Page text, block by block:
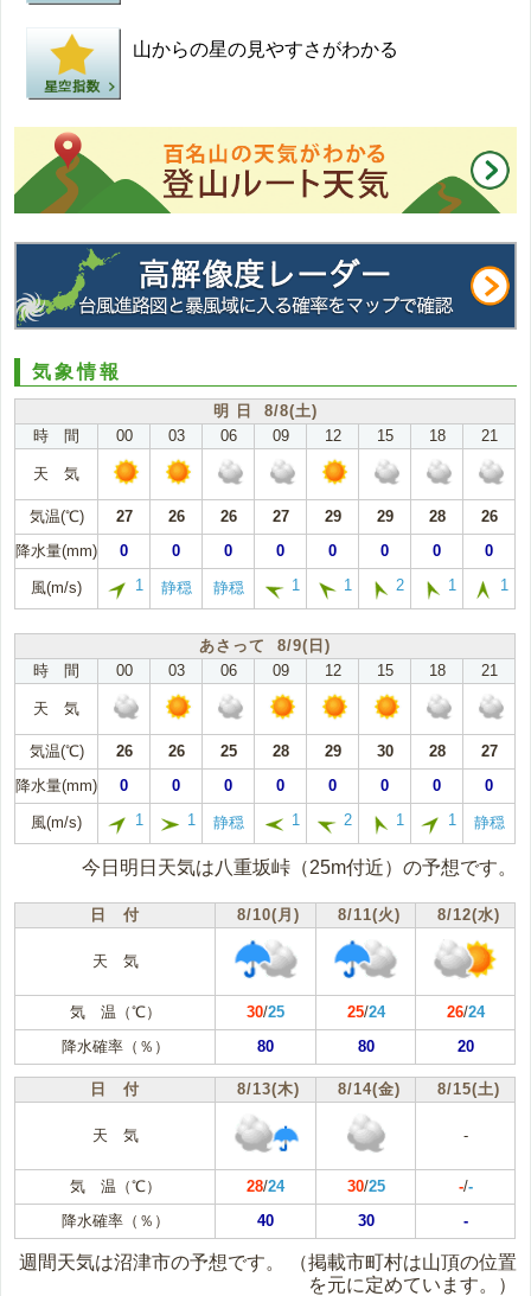
山からの星の見やすさがわかる
気象情報
明 日 8/8(土)
時 間
00 03 06 09 12 15 18 21
天 気
気温(℃) 27 26 26 27 29 29 28
26
降水量(mm)
0 0 0 0 0 0 0 0
風(m/s) 1 静穏 静穏 1 1 2 1 1
あさって 8/9(日)
時 間
00 03 06 09 12 15 18 21
天 気
気温(℃) 26 26 25 28 29 30 28
27
降水量(mm)
0 0 0 0 0 0 0 0
風(m/s) 1 1 静穏 1 2 1 1 静穏
今日明日天気は八重坂峠（25m付近）の予想です。
日 付 8/10(月) 8/11(火) 8/12(水)
天 気
気 温（℃） 30/25 25/24 26/24
降水確率（％）
80 80 20
日 付 8/13(木) 8/14(金) 8/15(土)
天 気 -
気 温（℃） 28/24 30/25 -/-
降水確率（％）
40 30 -
週間天気は沼津市の予想です。
（掲載市町村は山頂の位置
を元に定めています。）